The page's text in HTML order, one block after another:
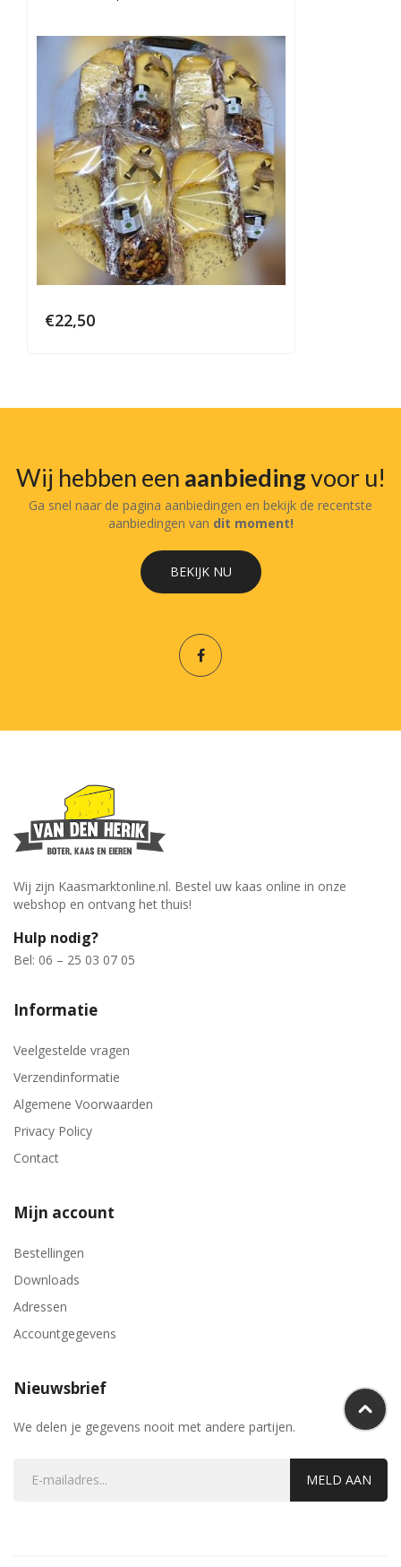
€22,50
Wij hebben een aanbiedingvoor u!
Ga snel naar de pagina aanbiedingen en bekijk de recentste
aanbiedingen van dit moment!
BEKIJK NU
Wij zijn Kaasmarktonline.nl. Bestel uw kaas online in onze
webshop en ontvang het thuis!
Hulp nodig?
Bel: 06 – 25 03 07 05
Informatie
Veelgestelde vragen
Verzendinformatie
Algemene Voorwaarden
Privacy Policy
Contact
Mijn account
Bestellingen
Downloads
Adressen
Accountgegevens
Nieuwsbrief
We delen je gegevens nooit met andere partijen.
MELD AAN